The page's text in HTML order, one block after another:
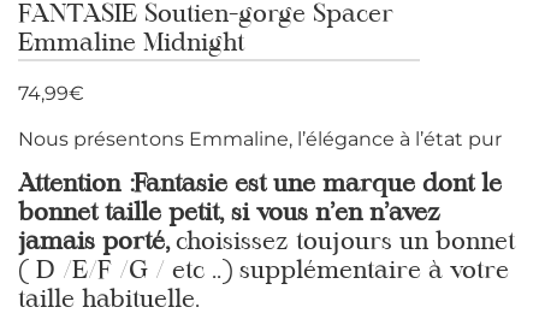
FANTASIE Soutien-gorge Spacer
Emmaline Midnight
74,99€
Nous présentons Emmaline, l’élégance à l’état pur
Attention :Fantasie est une marque dont le
bonnet taille petit, si vous n’en n’avez
jamais porté, choisissez toujours un bonnet
( D /E/F /G / etc ..) supplémentaire à votre
taille habituelle.